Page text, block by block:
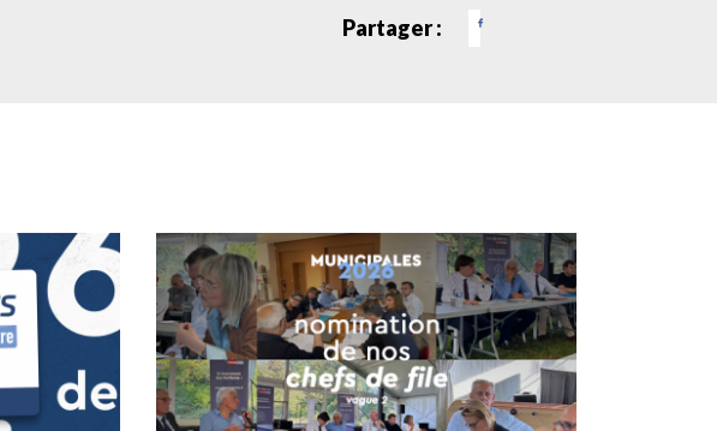
Partager :